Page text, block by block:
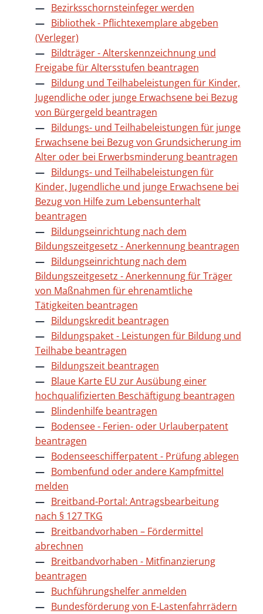
Bezirksschornsteinfeger werden
Bibliothek - Pflichtexemplare abgeben
(Verleger)
Bildträger - Alterskennzeichnung und
Freigabe für Altersstufen beantragen
Bildung und Teilhabeleistungen für Kinder,
Jugendliche oder junge Erwachsene bei Bezug
von Bürgergeld beantragen
Bildungs- und Teilhabeleistungen für junge
Erwachsene bei Bezug von Grundsicherung im
Alter oder bei Erwerbsminderung beantragen
Bildungs- und Teilhabeleistungen für
Kinder, Jugendliche und junge Erwachsene bei
Bezug von Hilfe zum Lebensunterhalt
beantragen
Bildungseinrichtung nach dem
Bildungszeitgesetz - Anerkennung beantragen
Bildungseinrichtung nach dem
Bildungszeitgesetz - Anerkennung für Träger
von Maßnahmen für ehrenamtliche
Tätigkeiten beantragen
Bildungskredit beantragen
Bildungspaket - Leistungen für Bildung und
Teilhabe beantragen
Bildungszeit beantragen
Blaue Karte EU zur Ausübung einer
hochqualifizierten Beschäftigung beantragen
Blindenhilfe beantragen
Bodensee - Ferien- oder Urlauberpatent
beantragen
Bodenseeschifferpatent - Prüfung ablegen
Bombenfund oder andere Kampfmittel
melden
Breitband-Portal: Antragsbearbeitung
nach § 127 TKG
Breitbandvorhaben – Fördermittel
abrechnen
Breitbandvorhaben - Mitfinanzierung
beantragen
Buchführungshelfer anmelden
Bundesförderung von E-Lastenfahrrädern